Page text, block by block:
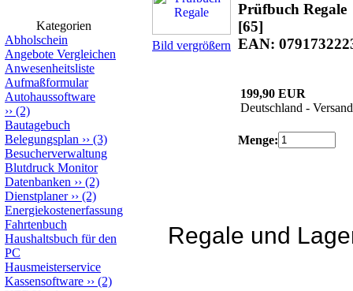
Kategorien
Abholschein
Angebote Vergleichen
Anwesenheitsliste
Aufmaßformular
Autohaussoftware
›› (2)
Bautagebuch
Belegungsplan ›› (3)
Besucherverwaltung
Blutdruck Monitor
Datenbanken ›› (2)
Dienstplaner›› (2)
Energiekostenerfassung
Fahrtenbuch
Haushaltsbuch für den
PC
Hausmeisterservice
Kassensoftware ›› (2)
Bild vergrößern
Prüfbuch Regale
[65]
EAN:
199,90 EUR
Deutschland -
Menge:
Regale und